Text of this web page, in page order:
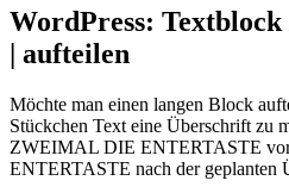
WordPress:
| aufteilen
Möchte man einen langen Block
Stückchen Text eine Überschrift zu
ZWEIMAL DIE ENTERTASTE
ENTERTASTE nach der geplanten